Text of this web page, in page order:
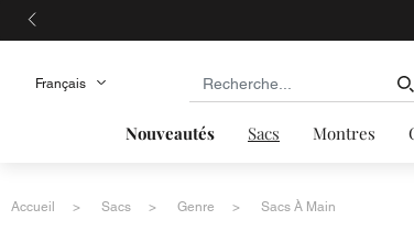
Nouveautés Sacs Montres
Accueil Sacs Genre Sacs À Main